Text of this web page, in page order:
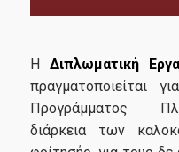
Η Διπλωματική
πραγματοποιείται
Προγράμματος
διάρκεια των